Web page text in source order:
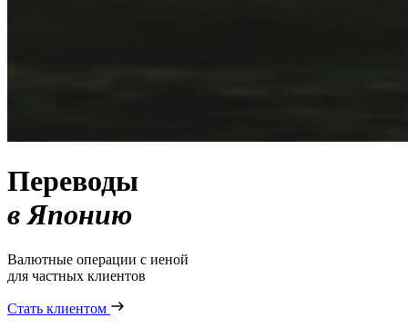
Переводы
в Японию
Валютные операции с иеной
для частных клиентов
Стать клиентом